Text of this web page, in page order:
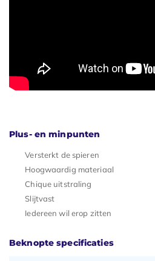
Plus- en minpunten
Versterkt de spieren
Hoogwaardig materiaal
Chique uitstraling
Slijtvast
Iedereen wil erop zitten
Beknopte specificaties